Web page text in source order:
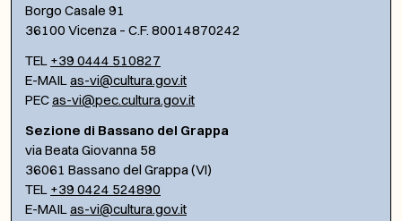
Borgo Casale 91
36100 Vicenza – C.F. 80014870242
TEL +39 0444 510827
E-MAILas-vi@cultura.gov.it
PECas-vi@pec.cultura.gov.it
Sezione di Bassano del Grappa
via Beata Giovanna 58
36061 Bassano del Grappa (VI)
TEL +39 0424 524890
E-MAILas-vi@cultura.gov.it